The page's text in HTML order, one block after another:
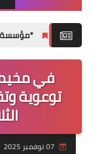
محمود عباس تنظم
في مخيم
توعوية